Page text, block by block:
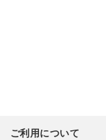
ご利用について